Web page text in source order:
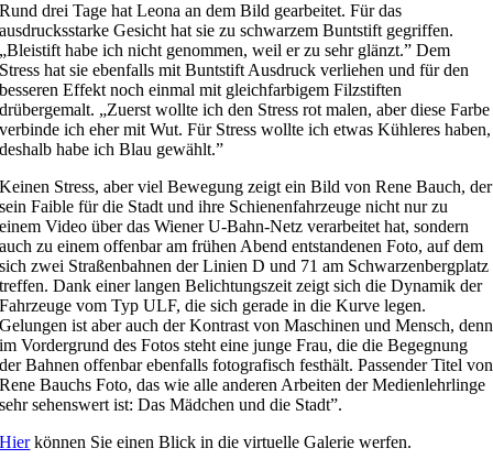
Rund drei Tage hat Leona an dem Bild gearbeitet. Für das
ausdrucksstarke Gesicht hat sie zu schwarzem Buntstift gegriffen.
„Bleistift habe ich nicht genommen, weil er zu sehr glänzt.” Dem
Stress hat sie ebenfalls mit Buntstift Ausdruck verliehen und für den
besseren Effekt noch einmal mit gleichfarbigem Filzstiften
drübergemalt. „Zuerst wollte ich den Stress rot malen, aber diese Farbe
verbinde ich eher mit Wut. Für Stress wollte ich etwas Kühleres haben,
deshalb habe ich Blau gewählt.”
Keinen Stress, aber viel Bewegung zeigt ein Bild von Rene Bauch, der
sein Faible für die Stadt und ihre Schienenfahrzeuge nicht nur zu
einem Video über das Wiener U-Bahn-Netz verarbeitet hat, sondern
auch zu einem offenbar am frühen Abend entstandenen Foto, auf dem
sich zwei Straßenbahnen der Linien D und 71 am Schwarzenbergplatz
treffen. Dank einer langen Belichtungszeit zeigt sich die Dynamik der
Fahrzeuge vom Typ ULF, die sich gerade in die Kurve legen.
Gelungen ist aber auch der Kontrast von Maschinen und Mensch, denn
im Vordergrund des Fotos steht eine junge Frau, die die Begegnung
der Bahnen offenbar ebenfalls fotografisch festhält. Passender Titel von
Rene Bauchs Foto, das wie alle anderen Arbeiten der Medienlehrlinge
sehr sehenswert ist: Das Mädchen und die Stadt”.
Hierkönnen Sie einen Blick in die virtuelle Galerie werfen.